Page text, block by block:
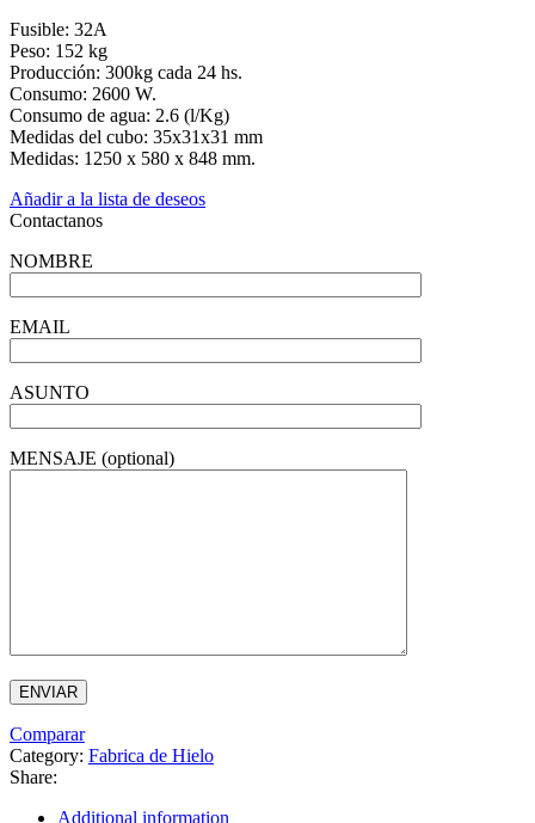
Fusible: 32A
Peso: 152 kg
Producción: 300kg cada 24 hs.
Consumo: 2600 W.
Consumo de agua: 2.6 (l/Kg)
Medidas del cubo: 35x31x31 mm
Medidas: 1250 x 580 x 848 mm.
Añadir a la lista de deseos
Contactanos
NOMBRE
EMAIL
ASUNTO
MENSAJE (optional)
Comparar
Category: Fabrica de Hielo
Share:
Additional information